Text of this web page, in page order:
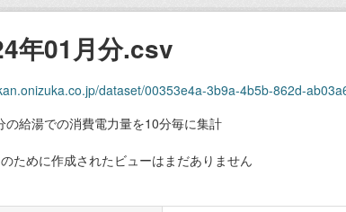
年01月分.csv
dataset/00353e4a-3b9a-4b5b-862d-
の給湯での消費電力量を10分毎に集計
ために作成されたビューはまだありません